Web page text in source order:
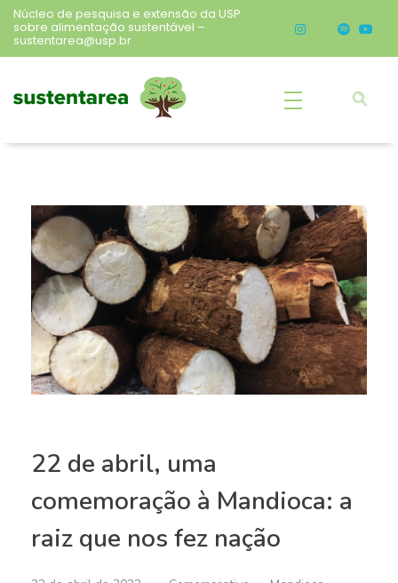
Núcleo de pesquisa e extensão da USP
sobre alimentação sustentável –
sustentarea@usp.br
Sustentarea
22 de abril, uma
comemoração à Mandioca: a
raiz que nos fez nação